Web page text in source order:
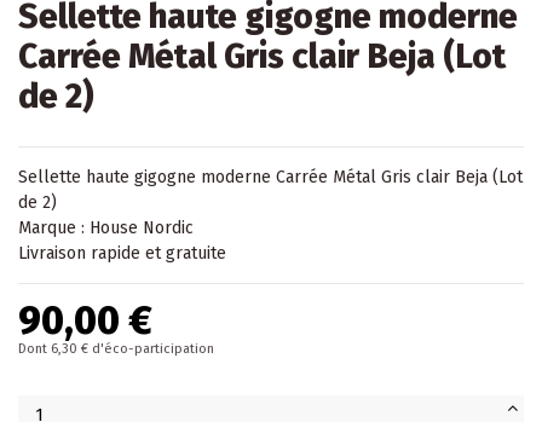
Sellette haute gigogne moderne
Carrée Métal Gris clair Beja (Lot
de 2)
Sellette haute gigogne moderne Carrée Métal Gris clair Beja (Lot
de 2)
Marque : House Nordic
Livraison rapide et gratuite
90,00 €
Dont 6,30 € d'éco-participation